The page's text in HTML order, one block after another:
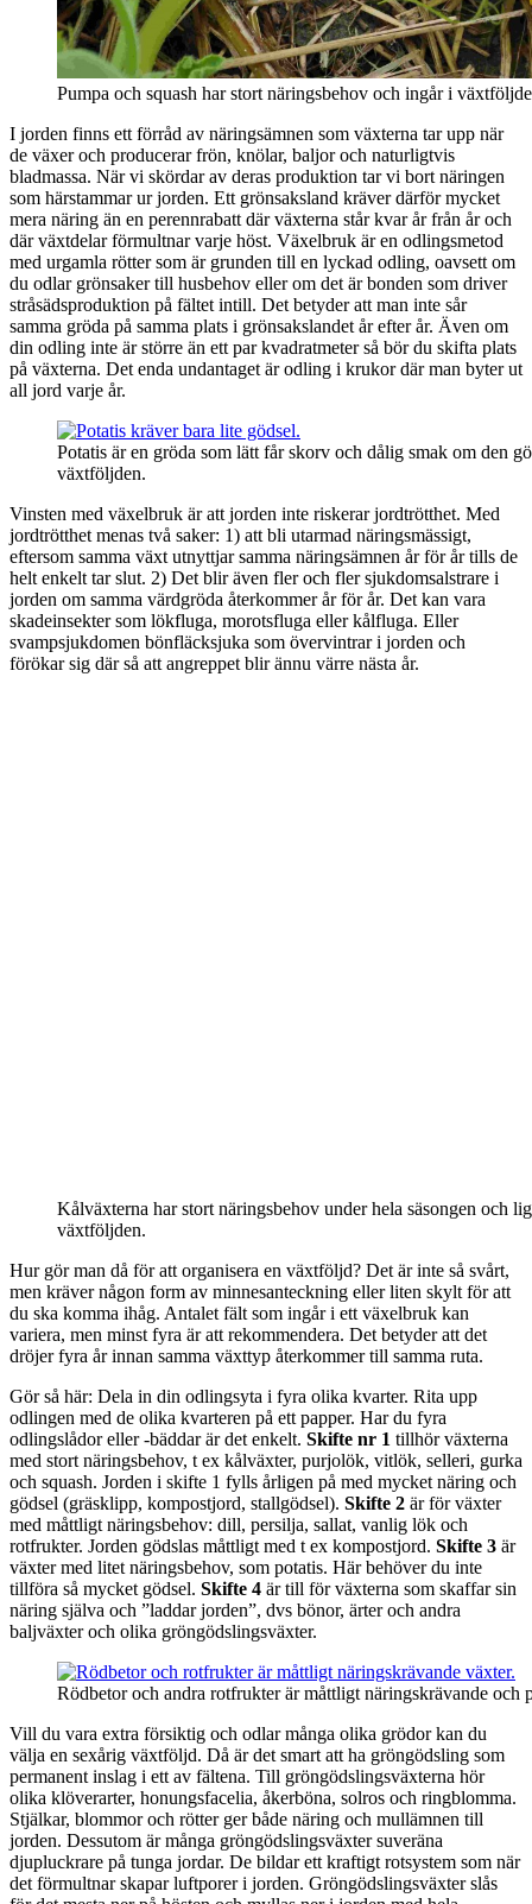
Pumpa och squash har stort näringsbehov och ingår i
I jorden finns ett förråd av näringsämnen som växterna tar upp när
de växer och producerar frön, knölar, baljor och naturligtvis
bladmassa. När vi skördar av deras produktion tar vi bort näringen
som härstammar ur jorden. Ett grönsaksland kräver därför mycket
mera näring än en perennrabatt där växterna står kvar år från år och
där växtdelar förmultnar varje höst. Växelbruk är en odlingsmetod
med urgamla rötter som är grunden till en lyckad odling, oavsett om
du odlar grönsaker till husbehov eller om det är bonden som driver
stråsädsproduktion på fältet intill. Det betyder att man inte sår
samma gröda på samma plats i grönsakslandet år efter år. Även om
din odling inte är större än ett par kvadratmeter så bör du skifta plats
på växterna. Det enda undantaget är odling i krukor där man byter ut
all jord varje år.
Potatis är en gröda som lätt får skorv och dålig smak om den
växtföljden.
Vinsten med växelbruk är att jorden inte riskerar jordtrötthet. Med
jordtrötthet menas två saker: 1) att bli utarmad näringsmässigt,
eftersom samma växt utnyttjar samma näringsämnen år för år tills de
helt enkelt tar slut. 2) Det blir även fler och fler sjukdomsalstrare i
jorden om samma värdgröda återkommer år för år. Det kan vara
skadeinsekter som lökfluga, morotsfluga eller kålfluga. Eller
svampsjukdomen bönfläcksjuka som övervintrar i jorden och
förökar sig där så att angreppet blir ännu värre nästa år.
Kålväxterna har stort näringsbehov under hela säsongen och
växtföljden.
Hur gör man då för att organisera en växtföljd? Det är inte så svårt,
men kräver någon form av minnesanteckning eller liten skylt för att
du ska komma ihåg. Antalet fält som ingår i ett växelbruk kan
variera, men minst fyra är att rekommendera. Det betyder att det
dröjer fyra år innan samma växttyp återkommer till samma ruta.
Gör så här: Dela in din odlingsyta i fyra olika kvarter. Rita upp
odlingen med de olika kvarteren på ett papper. Har du fyra
odlingslådor eller -bäddar är det enkelt. Skifte nr 1 tillhör växterna
med stort näringsbehov, t ex kålväxter, purjolök, vitlök, selleri, gurka
och squash. Jorden i skifte 1 fylls årligen på med mycket näring och
gödsel (gräsklipp, kompostjord, stallgödsel). Skifte 2 är för växter
med måttligt näringsbehov: dill, persilja, sallat, vanlig lök och
rotfrukter. Jorden gödslas måttligt med t ex kompostjord. Skifte 3 är
växter med litet näringsbehov, som potatis. Här behöver du inte
tillföra så mycket gödsel. Skifte 4 är till för växterna som skaffar sin
näring själva och ”laddar jorden”, dvs bönor, ärter och andra
baljväxter och olika gröngödslingsväxter.
Rödbetor och andra rotfrukter är måttligt näringskrävande och
Vill du vara extra försiktig och odlar många olika grödor kan du
välja en sexårig växtföljd. Då är det smart att ha gröngödsling som
permanent inslag i ett av fältena. Till gröngödslingsväxterna hör
olika klöverarter, honungsfacelia, åkerböna, solros och ringblomma.
Stjälkar, blommor och rötter ger både näring och mullämnen till
jorden. Dessutom är många gröngödslingsväxter suveräna
djupluckrare på tunga jordar. De bildar ett kraftigt rotsystem som när
det förmultnar skapar luftporer i jorden. Gröngödslingsväxter slås